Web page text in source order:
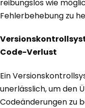
reibungslos wie
Fehlerbehebung zu
Code-Verlust
Ein
unerlässlich, um den
Codeänderungen zu